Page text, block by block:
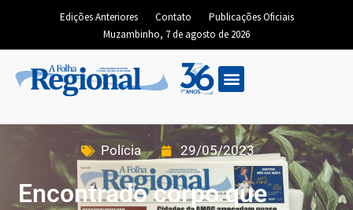
Edições Anteriores Contato
Publicações Oficiais
Muzambinho, 7 de agosto de 2026
Polícia 29/05/2023
Encontrado corpo que